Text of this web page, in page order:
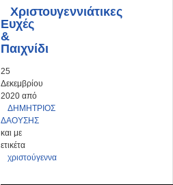
Χριστουγεννιάτικες
Ευχές
&
Παιχνίδι
25
Δεκεμβρίου
2020 από
ΔΗΜΗΤΡΙΟΣ
ΔΑΟΥΣΗΣ
και με
ετικέτα
χριστούγεννα